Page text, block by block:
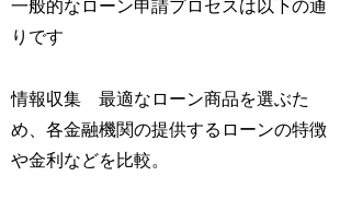
一般的なローン申請プロセスは以下の通
りです
情報収集 最適なローン商品を選ぶた
め、各金融機関の提供するローンの特徴
や金利などを比較。